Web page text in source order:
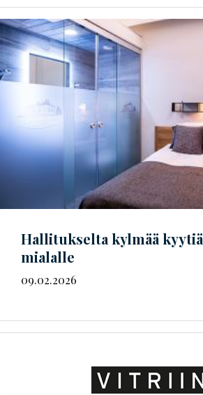
Hallitukselta kylmää kyytiä
mia­lal­le
09.02.2026